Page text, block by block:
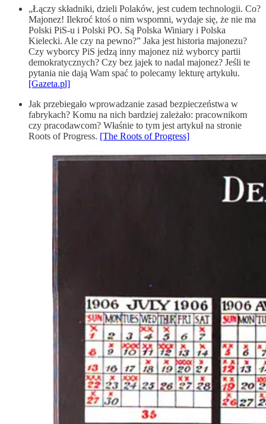
„Łączy składniki, dzieli Polaków, jest cudem technologii. Co?
Majonez! Ilekroć ktoś o nim wspomni, wydaje się, że nie ma
Polski PiS-u i Polski PO. Są Polska Winiary i Polska
Kielecki. Ale czy na pewno?” Jaka jest historia majonezu?
Czy wyborcy PiS jedzą inny majonez niż wyborcy partii
demokratycznych? Czy bez jajek to nadal majonez? Jeśli te
pytania nie dają Wam spać to polecamy lekturę artykułu.
[Gazeta.pl]
Jak przebiegało wprowadzanie zasad bezpieczeństwa w
fabrykach? Komu na nich bardziej zależało: pracownikom
czy pracodawcom? Właśnie to tym jest artykuł na stronie
Roots of Progress. [The Roots of Progress]